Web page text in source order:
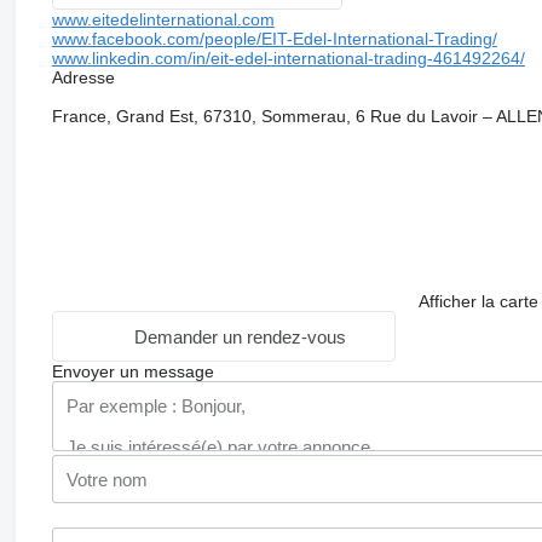
www.eitedelinternational.com
www.facebook.com/people/EIT-Edel-International-Trading/
www.linkedin.com/in/eit-edel-international-trading-461492264/
Adresse
France, Grand Est, 67310, Sommerau, 6 Rue du Lavoir –
Afficher la carte
Demander un rendez-vous
Envoyer un message